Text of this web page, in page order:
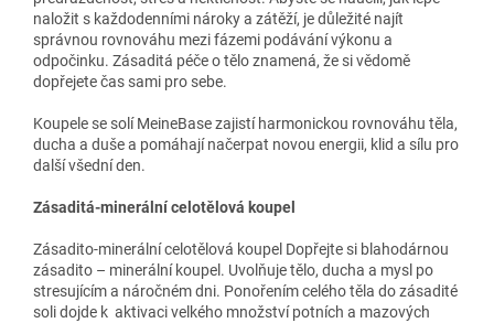
naložit s každodenními nároky a zátěží, je důležité najít
správnou rovnováhu mezi fázemi podávání výkonu a
odpočinku. Zásaditá péče o tělo znamená, že si vědomě
dopřejete čas sami pro sebe.
Koupele se solí MeineBase zajistí harmonickou rovnováhu těla,
ducha a duše a pomáhají načerpat novou energii, klid a sílu pro
další všední den.
Zásaditá-minerální celotělová koupel
Zásadito-minerální celotělová koupel Dopřejte si blahodárnou
zásadito – minerální koupel. Uvolňuje tělo, ducha a mysl po
stresujícím a náročném dni. Ponořením celého těla do zásadité
soli dojde k aktivaci velkého množství potních a mazových